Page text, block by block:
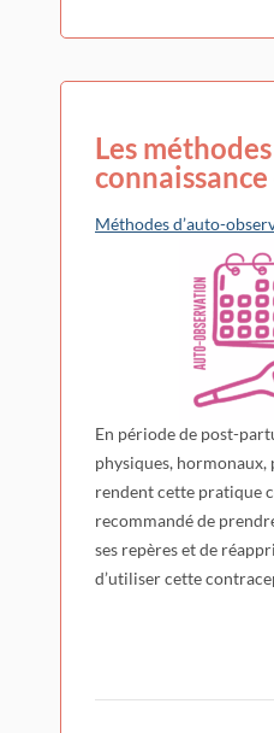
Les
Méthodes d’auto-
En période de post-
physiques,
rendent cette pratique
recommandé de
ses repères et de
d’utiliser cette